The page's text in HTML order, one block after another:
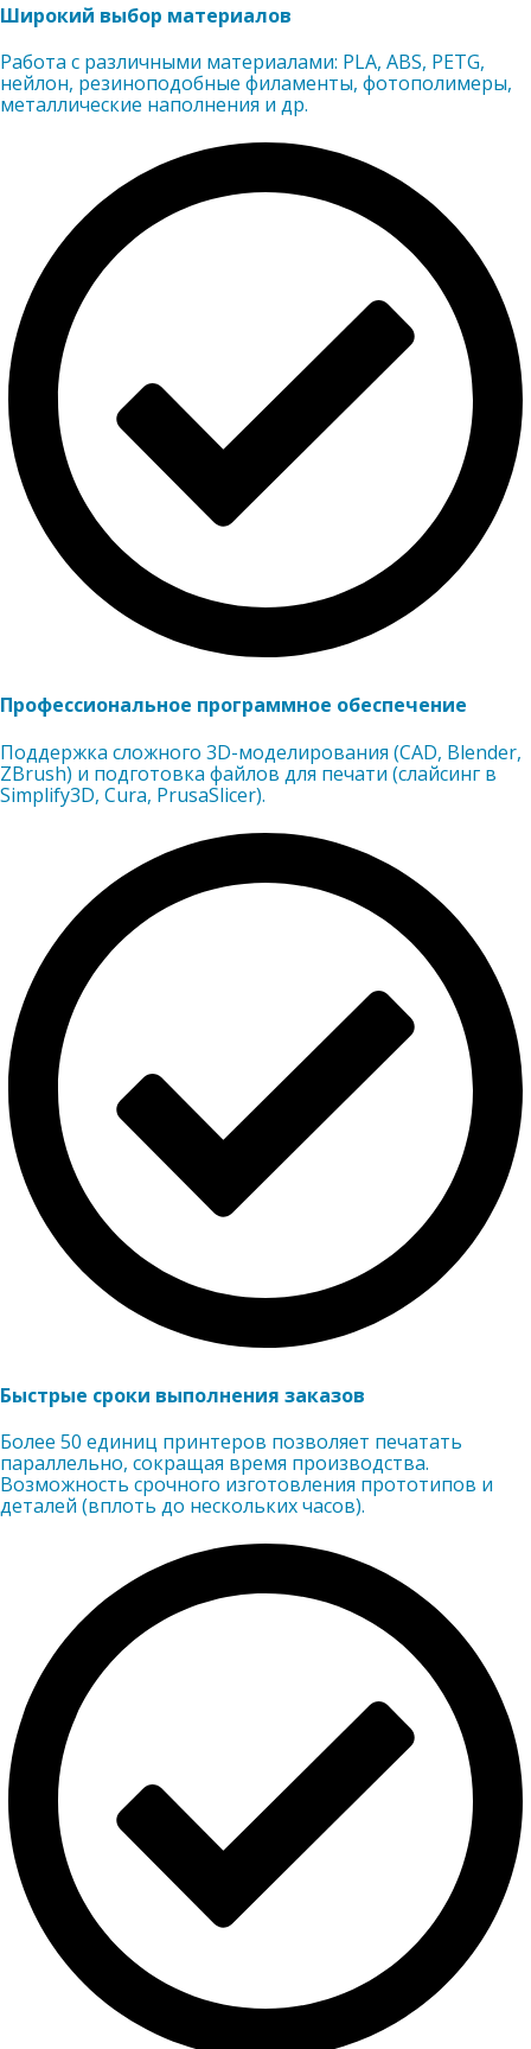
Широкий выбор материалов
Работа с различными материалами: PLA, ABS, PETG,
нейлон, резиноподобные филаменты, фотополимеры,
металлические наполнения и др.
Профессиональное программное обеспечение
Поддержка сложного 3D-моделирования (CAD, Blender,
ZBrush) и подготовка файлов для печати (слайсинг в
Simplify3D, Cura, PrusaSlicer).
Быстрые сроки выполнения заказов
Более 50 единиц принтеров позволяет печатать
параллельно, сокращая время производства.
Возможность срочного изготовления прототипов и
деталей (вплоть до нескольких часов).